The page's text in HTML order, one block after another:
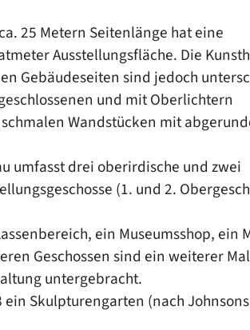
25 Metern Seitenlänge hat eine
Ausstellungsfläche. Die
Gebäudeseiten sind jedoch
und mit Oberlichtern
Wandstücken mit
umfasst drei oberirdische und zwei
(1. und 2.
ein Museumsshop, ein
Geschossen sind ein weiterer
untergebracht.
Skulpturengarten (nach